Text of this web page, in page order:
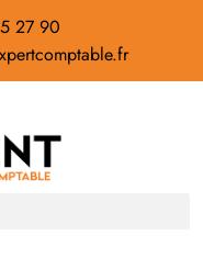
27 90